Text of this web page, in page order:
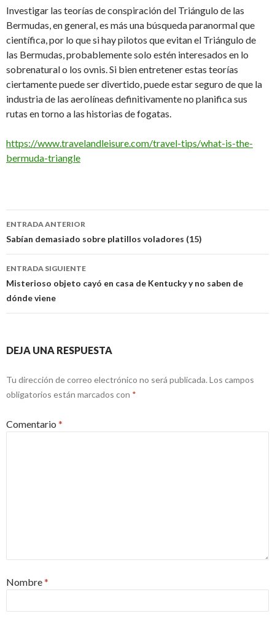
Investigar las teorías de conspiración del Triángulo de las
Bermudas, en general, es más una búsqueda paranormal que
científica, por lo que si hay pilotos que evitan el Triángulo de
las Bermudas, probablemente solo estén interesados en lo
sobrenatural o los ovnis. Si bien entretener estas teorías
ciertamente puede ser divertido, puede estar seguro de que la
industria de las aerolíneas definitivamente no planifica sus
rutas en torno a las historias de fogatas.
https://www.travelandleisure.com/travel-tips/what-is-the-
bermuda-triangle
Navegación
de
entradas
ENTRADA ANTERIOR
Sabían demasiado sobre platillos voladores (15)
ENTRADA SIGUIENTE
Misterioso objeto cayó en casa de Kentucky y no saben de
dónde viene
DEJA UNA RESPUESTA
Tu dirección de correo electrónico no será publicada. Los campos
obligatorios están marcados con *
Comentario *
Nombre*